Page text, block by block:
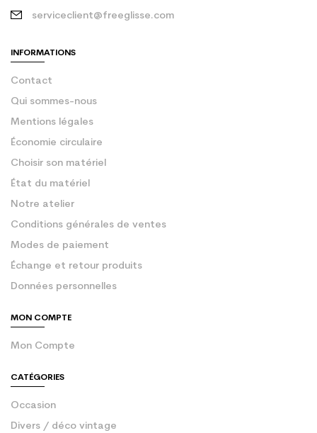
serviceclient@freeglisse.com
INFORMATIONS
Contact
Qui sommes-nous
Mentions légales
Économie circulaire
Choisir son matériel
État du matériel
Notre atelier
Conditions générales de ventes
Modes de paiement
Échange et retour produits
Données personnelles
MON COMPTE
Mon Compte
CATÉGORIES
Occasion
Divers / déco vintage